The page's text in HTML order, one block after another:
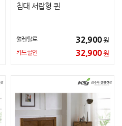
침대 서랍형 퀸
월렌탈료 32,900원
카드할인 32,900원